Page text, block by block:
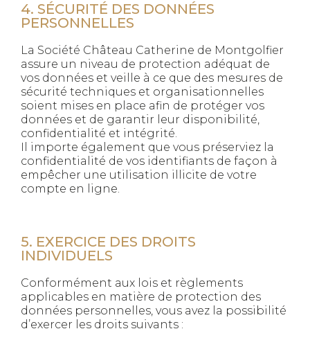
4. SÉCURITÉ DES DONNÉES
PERSONNELLES
La Société Château Catherine de Montgolfier
assure un niveau de protection adéquat de
vos données et veille à ce que des mesures de
sécurité techniques et organisationnelles
soient mises en place afin de protéger vos
données et de garantir leur disponibilité,
confidentialité et intégrité.
Il importe également que vous préserviez la
confidentialité de vos identifiants de façon à
empêcher une utilisation illicite de votre
compte en ligne.
5. EXERCICE DES DROITS
INDIVIDUELS
Conformément aux lois et règlements
applicables en matière de protection des
données personnelles, vous avez la possibilité
d’exercer les droits suivants :